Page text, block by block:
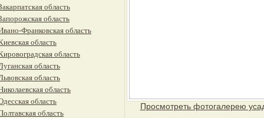
Просмотреть фотогалерею
область
область
Франковская область
область
область
область
область
область
область
область